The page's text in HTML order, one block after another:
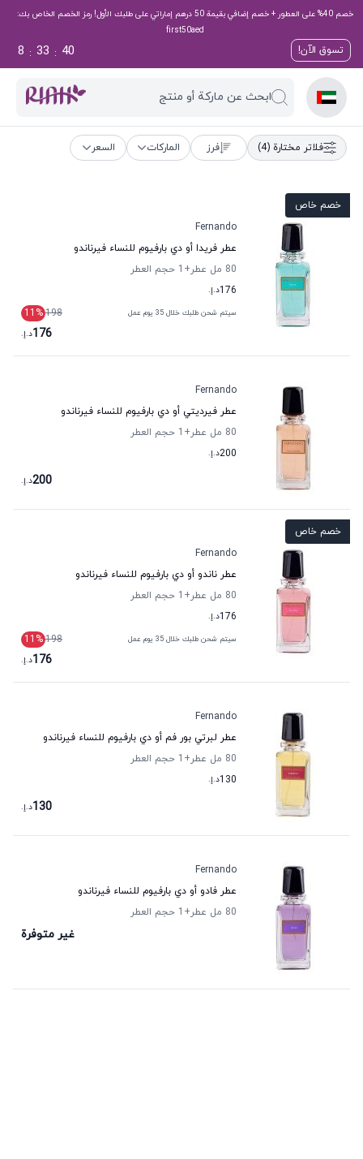
خصم 40% على العطور + خصم إضافي بقيمة 50 درهم إماراتي على طلبك الأول! رمز الخصم الخاص بك:
first50aed
تسوق الآن! 40
:
33
:
8
ابحث عن ماركة أو منتج
فلاتر مختارة (4) فرز الماركات السعر
خصم خاص
Fernando
عطر فريدا أو دي بارفيوم للنساء فيرناندو
80 مل عطر
+1
حجم العطر
176د.إ.
سيتم شحن طلبك خلال 35 يوم عمل 198
11 %
176د.إ.
Fernando
عطر فيرديتي أو دي بارفيوم للنساء فيرناندو
80 مل عطر
+1
حجم العطر
200د.إ.
200د.إ.
خصم خاص
Fernando
عطر ناندو أو دي بارفيوم للنساء فيرناندو
80 مل عطر
+1
حجم العطر
176د.إ.
سيتم شحن طلبك خلال 35 يوم عمل 198
11 %
176د.إ.
Fernando
عطر لبرتي بور فم أو دي بارفيوم للنساء فيرناندو
80 مل عطر
+1
حجم العطر
130د.إ.
130د.إ.
Fernando
عطر فادو أو دي بارفيوم للنساء فيرناندو
80 مل عطر
+1 حجم العطر
غير متوفرة